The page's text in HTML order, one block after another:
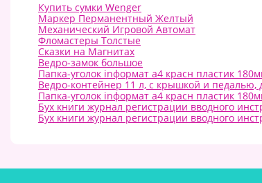
Купить сумки Wenger
Маркер Перманентный Желтый
Механический Игровой Автомат
Фломастеры Толстые
Сказки на Магнитах
Ведро-замок большое
Папка-уголок inформат а4 красн пластик
Ведро-контейнер 11 л, с крышкой и педалью,
Папка-уголок inформат а4 красн пластик
Бух книги журнал регистрации вводного
Бух книги журнал регистрации вводного